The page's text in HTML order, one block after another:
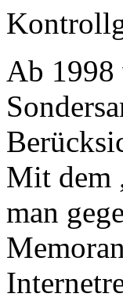
Ab 1998
Mit dem
man